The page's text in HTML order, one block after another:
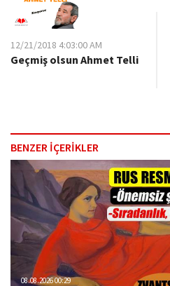
12/21/2018 4:03:00 AM
Geçmiş olsun Ahmet Telli
BENZER İÇERİKLER
08.08.2026 00:29